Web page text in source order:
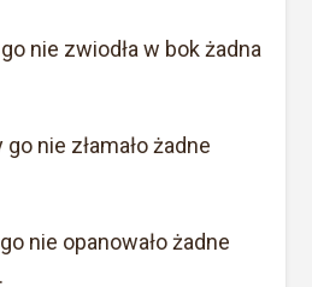
nie zwiodła w bok żadna
nie złamało żadne
nie opanowało żadne